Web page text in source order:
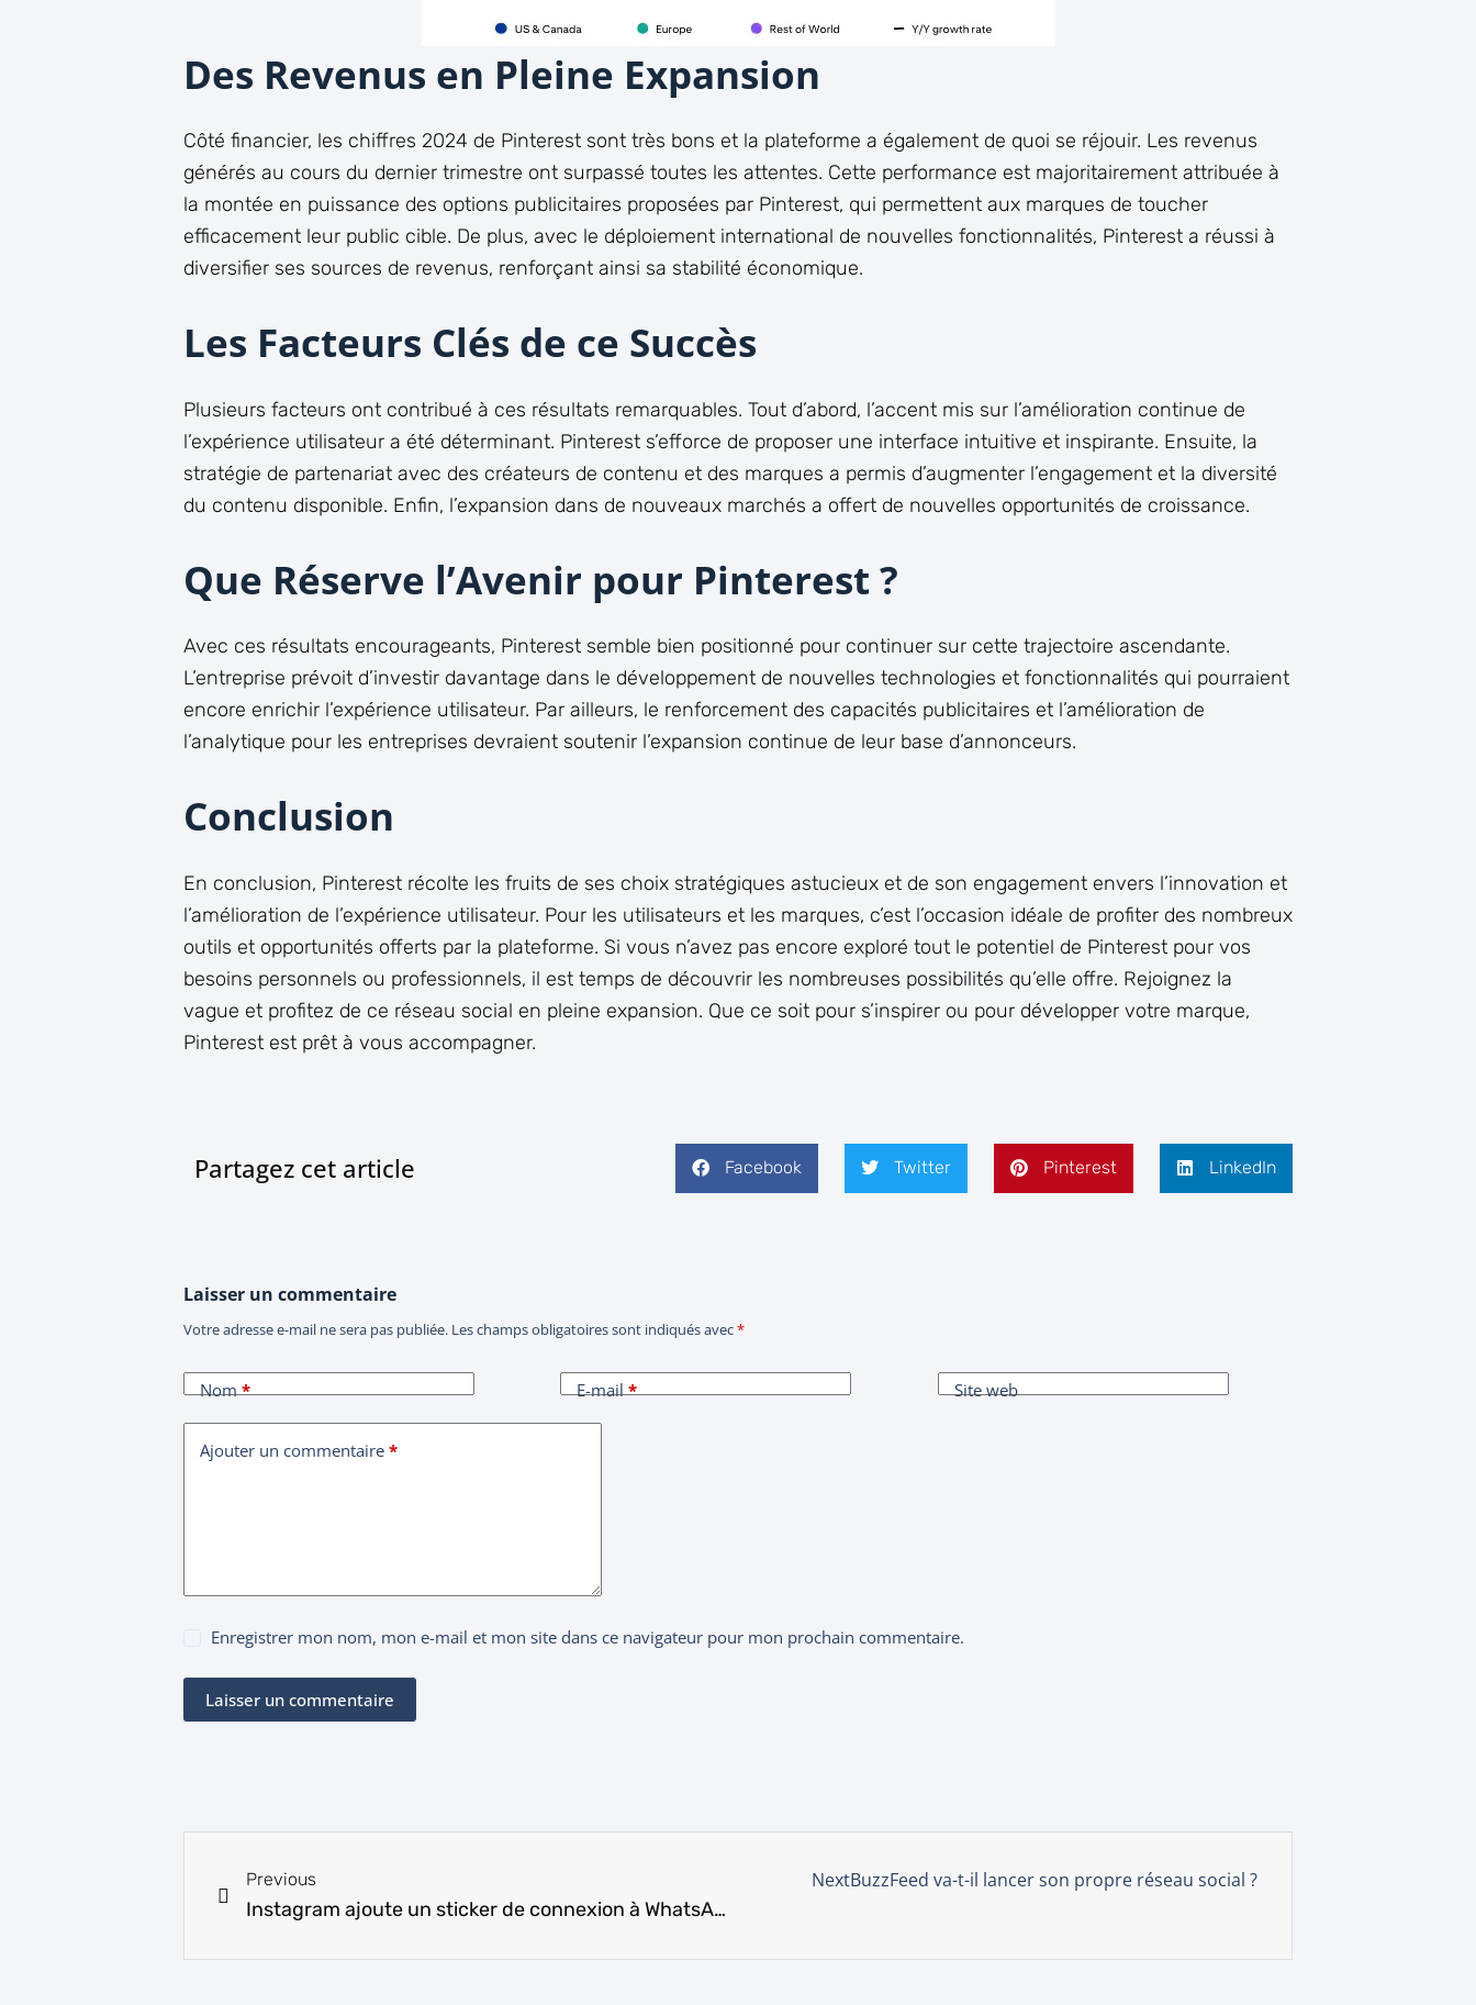
Des Revenus en Pleine Expansion
Côté financier, les chiffres 2024 de Pinterest sont très bons et la plateforme a également de quoi se réjouir. Les revenus
générés au cours du dernier trimestre ont surpassé toutes les attentes. Cette performance est majoritairement attribuée à
la montée en puissance des options publicitaires proposées par Pinterest, qui permettent aux marques de toucher
efficacement leur public cible. De plus, avec le déploiement international de nouvelles fonctionnalités, Pinterest a réussi à
diversifier ses sources de revenus, renforçant ainsi sa stabilité économique.
Les Facteurs Clés de ce Succès
Plusieurs facteurs ont contribué à ces résultats remarquables. Tout d’abord, l’accent mis sur l’amélioration continue de
l’expérience utilisateur a été déterminant. Pinterest s’efforce de proposer une interface intuitive et inspirante. Ensuite, la
stratégie de partenariat avec des créateurs de contenu et des marques a permis d’augmenter l’engagement et la diversité
du contenu disponible. Enfin, l’expansion dans de nouveaux marchés a offert de nouvelles opportunités de croissance.
Que Réserve l’Avenir pour Pinterest ?
Avec ces résultats encourageants, Pinterest semble bien positionné pour continuer sur cette trajectoire ascendante.
L’entreprise prévoit d’investir davantage dans le développement de nouvelles technologies et fonctionnalités qui pourraient
encore enrichir l’expérience utilisateur. Par ailleurs, le renforcement des capacités publicitaires et l’amélioration de
l’analytique pour les entreprises devraient soutenir l’expansion continue de leur base d’annonceurs.
Conclusion
En conclusion, Pinterest récolte les fruits de ses choix stratégiques astucieux et de son engagement envers l’innovation et
l’amélioration de l’expérience utilisateur. Pour les utilisateurs et les marques, c’est l’occasion idéale de profiter des nombreux
outils et opportunités offerts par la plateforme. Si vous n’avez pas encore exploré tout le potentiel de Pinterest pour vos
besoins personnels ou professionnels, il est temps de découvrir les nombreuses possibilités qu’elle offre. Rejoignez la
vague et profitez de ce réseau social en pleine expansion. Que ce soit pour s’inspirer ou pour développer votre marque,
Pinterest est prêt à vous accompagner.
Partagez cet article Facebook Twitter Pinterest LinkedIn
Laisser un commentaire
Votre adresse e-mail ne sera pas publiée. Les champs obligatoires sont indiqués avec*
Nom* E-mail* Site web
Ajouter un commentaire *
Enregistrer mon nom, mon e-mail et mon site dans ce navigateur pour mon prochain commentaire.
Laisser un commentaire
Previous
Instagram ajoute un sticker de connexion à WhatsApp pour les Stories
NextBuzzFeed va-t-il lancer son propre réseau social ?